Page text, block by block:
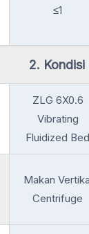
≤1
2. Kondisi
ZLG 6X0.6
Vibrating
Fluidized Bed
Makan
Centrifuge